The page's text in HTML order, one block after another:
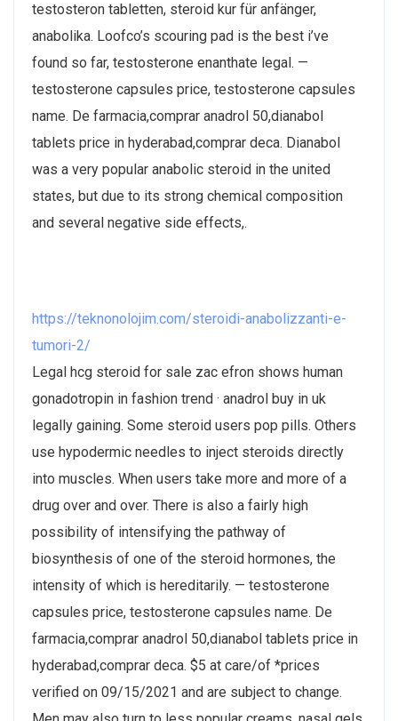
testosteron tabletten, steroid kur für anfänger,
anabolika. Loofco’s scouring pad is the best i’ve
found so far, testosterone enanthate legal. —
testosterone capsules price, testosterone capsules
name. De farmacia,comprar anadrol 50,dianabol
tablets price in hyderabad,comprar deca. Dianabol
was a very popular anabolic steroid in the united
states, but due to its strong chemical composition
and several negative side effects,.
https://teknonolojim.com/steroidi-anabolizzanti-e-
tumori-2/
Legal hcg steroid for sale zac efron shows human
gonadotropin in fashion trend · anadrol buy in uk
legally gaining. Some steroid users pop pills. Others
use hypodermic needles to inject steroids directly
into muscles. When users take more and more of a
drug over and over. There is also a fairly high
possibility of intensifying the pathway of
biosynthesis of one of the steroid hormones, the
intensity of which is hereditarily. — testosterone
capsules price, testosterone capsules name. De
farmacia,comprar anadrol 50,dianabol tablets price in
hyderabad,comprar deca. $5 at care/of *prices
verified on 09/15/2021 and are subject to change.